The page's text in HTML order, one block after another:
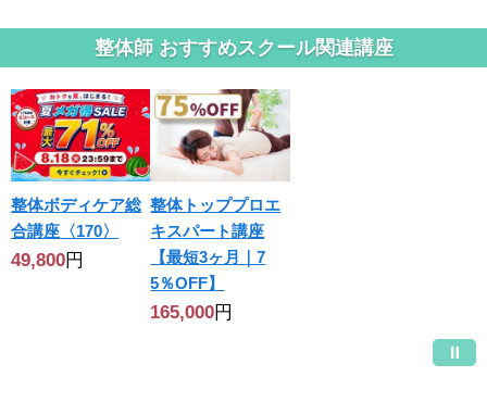
整体師 おすすめスクール関連講座
整体ボディケア総
合講座〈170〉
49,800円
整体トッププロエ
キスパート講座
【最短3ヶ月｜7
5％OFF】
165,000円